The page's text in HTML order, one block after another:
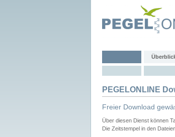
PEGELONLINE
Freier Download
Über diesen Dienst können
Die Zeitstempel in den